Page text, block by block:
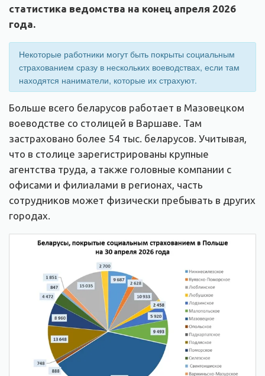
статистика ведомства на конец апреля 2026
года.
Некоторые работники могут быть покрыты социальным
страхованием сразу в нескольких воеводствах, если там
находятся наниматели, которые их страхуют.
Больше всего беларусов работает в Мазовецком
воеводстве со столицей в Варшаве. Там
застраховано более 54 тыс. беларусов. Учитывая,
что в столице зарегистрированы крупные
агентства труда, а также головные компании с
офисами и филиалами в регионах, часть
сотрудников может физически пребывать в других
городах.